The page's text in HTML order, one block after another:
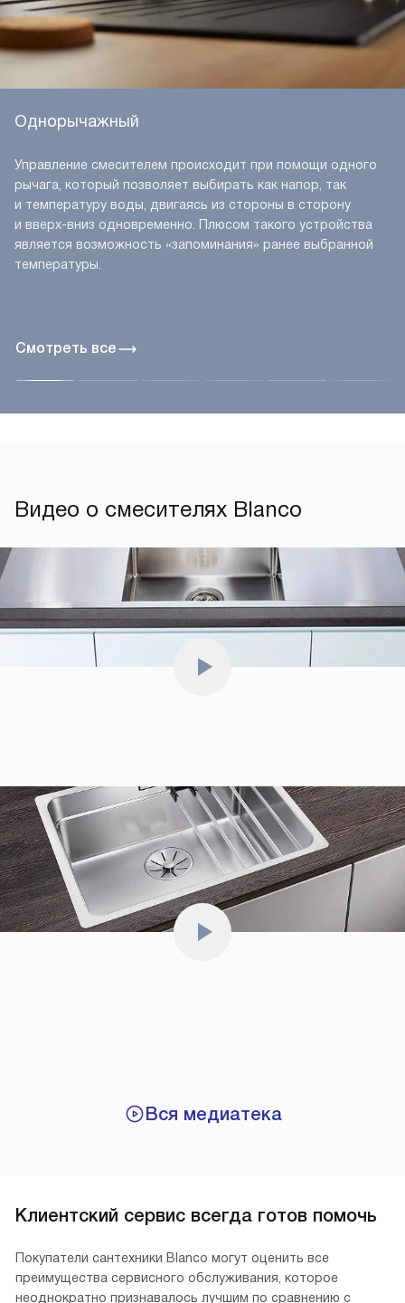
Смотреть все
Однорычажный
Управление смесителем происходит при помощи одного
рычага, который позволяет выбирать как напор, так
и температуру воды, двигаясь из стороны в сторону
и вверх-вниз одновременно. Плюсом такого устройства
является возможность «запоминания» ранее выбранной
температуры.
Видео о смесителях Blanco
Вся медиатека
Клиентский сервис всегда готов помочь
Покупатели сантехники Blanco могут оценить все
преимущества сервисного обслуживания, которое
неоднократно признавалось лучшим по сравнению с